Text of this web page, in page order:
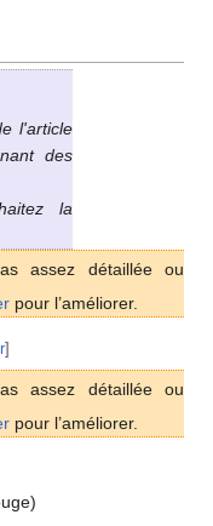
l'article
des
la
assez détaillée ou
pour l’améliorer.
]
assez détaillée ou
pour l’améliorer.